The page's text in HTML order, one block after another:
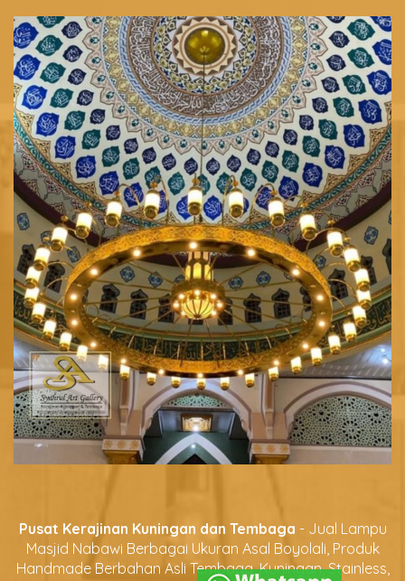
Pusat Kerajinan Kuningan dan Tembaga - Jual Lampu
Masjid Nabawi Berbagai Ukuran Asal Boyolali, Produk
Handmade Berbahan Asli Tembaga, Kuningan, Stainless,